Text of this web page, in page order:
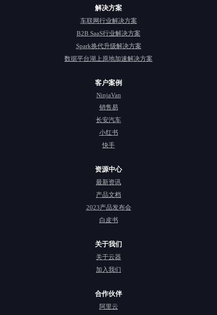
解决方案
车联网行业解决方案
B2B SaaS行业解决方案
Spark换代升级解决方案
数据平台湖上原地加速解决方案
客户案例
NinjaVan
销售易
长安汽车
小红书
快手
资源中心
最新资讯
产品文档
2023产品发布会
白皮书
关于我们
关于云器
加入我们
合作伙伴
阿里云